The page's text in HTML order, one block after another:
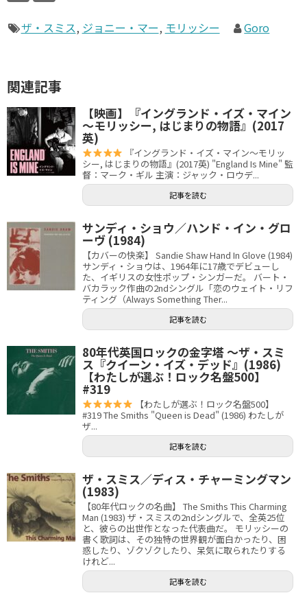
ザ・スミス, ジョニー・マー, モリッシー Goro
関連記事
【映画】『イングランド・イズ・マイン
～モリッシー, はじまりの物語』(2017
英)
『イングランド・イズ・マイン～モリッ
シー, はじまりの物語』(2017英) "England Is Mine" 監
督：マーク・ギル 主演：ジャック・ロウデ...
記事を読む
サンディ・ショウ／ハンド・イン・グロ
ーヴ (1984)
【カバーの快楽】 Sandie Shaw Hand In Glove (1984)
サンディ・ショウは、1964年に17歳でデビューし
た、イギリスの女性ポップ・シンガーだ。 バート・
バカラック作曲の2ndシングル「恋のウェイト・リフ
ティング（Always Something Ther...
記事を読む
80年代英国ロックの金字塔 〜ザ・スミ
ス『クイーン・イズ・デッド』(1986)
【わたしが選ぶ！ロック名盤500】
#319
【わたしが選ぶ！ロック名盤500】
#319 The Smiths "Queen is Dead" (1986) わたしが
ザ...
記事を読む
ザ・スミス／ディス・チャーミングマン
(1983)
【80年代ロックの名曲】 The Smiths This Charming
Man (1983) ザ・スミスの2ndシングルで、全英25位
と、彼らの出世作となった代表曲だ。 モリッシーの
書く歌詞は、その独特の世界観が面白かったり、困
惑したり、ゾクゾクしたり、呆気に取られたりする
けれど...
記事を読む